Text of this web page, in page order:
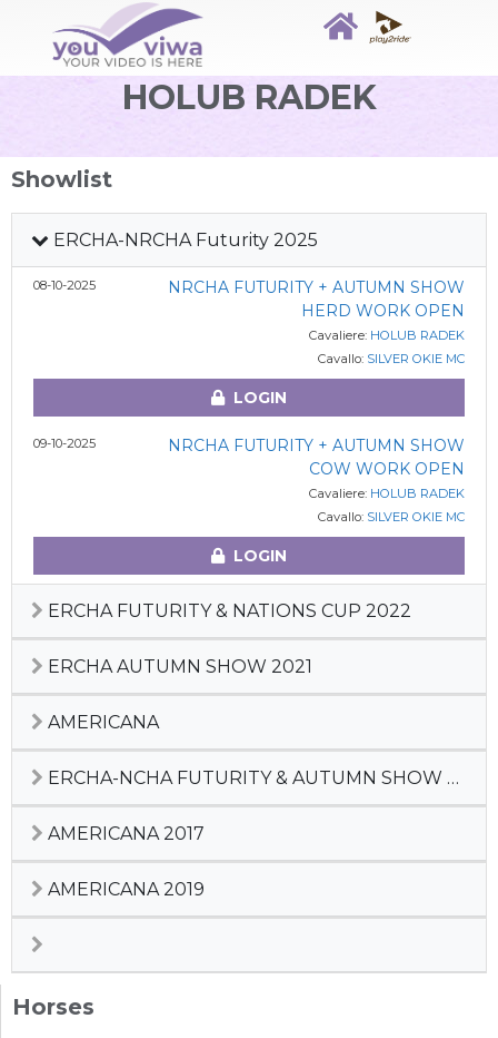
HOLUB RADEK
Showlist
ERCHA-NRCHA Futurity 2025
08-10-2025
NRCHA FUTURITY + AUTUMN SHOW
HERD WORK OPEN
Cavaliere: HOLUB RADEK
Cavallo: SILVER OKIE MC
LOGIN
09-10-2025
NRCHA FUTURITY + AUTUMN SHOW
COW WORK OPEN
Cavaliere: HOLUB RADEK
Cavallo: SILVER OKIE MC
LOGIN
ERCHA FUTURITY & NATIONS CUP 2022
ERCHA AUTUMN SHOW 2021
AMERICANA
ERCHA-NCHA FUTURITY & AUTUMN SHOW 2020
AMERICANA 2017
AMERICANA 2019
Horses